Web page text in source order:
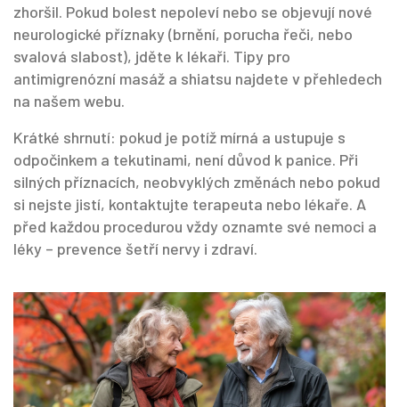
zhoršil. Pokud bolest nepoleví nebo se objevují nové
neurologické příznaky (brnění, porucha řeči, nebo
svalová slabost), jděte k lékaři. Tipy pro
antimigrenózní masáž a shiatsu najdete v přehledech
na našem webu.
Krátké shrnutí: pokud je potíž mírná a ustupuje s
odpočinkem a tekutinami, není důvod k panice. Při
silných příznacích, neobvyklých změnách nebo pokud
si nejste jistí, kontaktujte terapeuta nebo lékaře. A
před každou procedurou vždy oznamte své nemoci a
léky – prevence šetří nervy i zdraví.